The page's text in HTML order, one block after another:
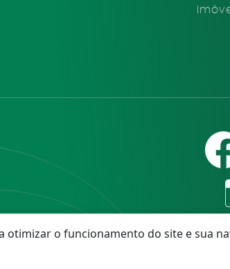
otimizar o funcionamento do site e sua
©2025 Arantes Imóveis – Todos os